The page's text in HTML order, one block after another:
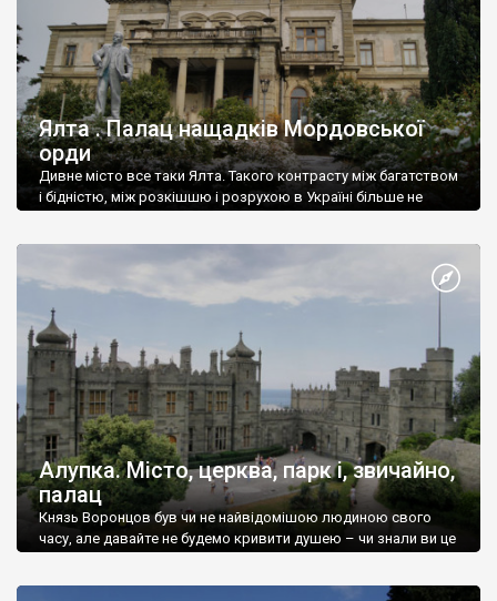
Ялта . Палац нащадків Мордовської
орди
Дивне місто все таки Ялта. Такого контрасту між багатством
і бідністю, між розкішшю і розрухою в Україні більше не
Алупка. Місто, церква, парк і, звичайно,
палац
Князь Воронцов був чи не найвідомішою людиною свого
часу, але давайте не будемо кривити душею – чи знали ви це